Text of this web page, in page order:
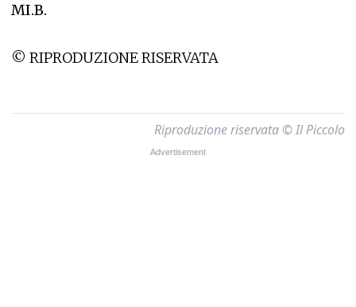
MI.B.
© RIPRODUZIONE RISERVATA
Riproduzione riservata © Il Piccolo